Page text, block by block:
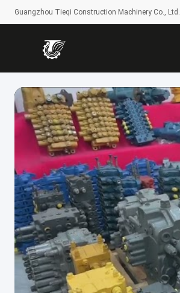
Guangzhou Tieqi Construction Machinery Co., Ltd.